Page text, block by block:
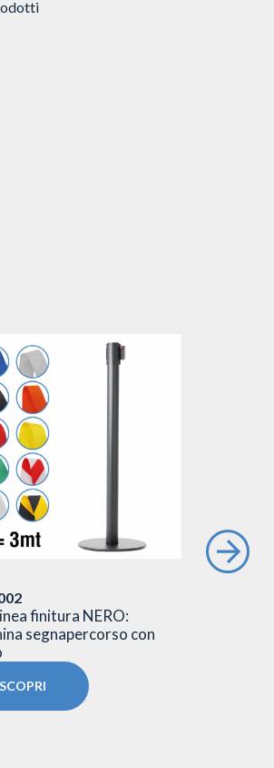
finitura NERO:
segnapercorso con
SCOPRI